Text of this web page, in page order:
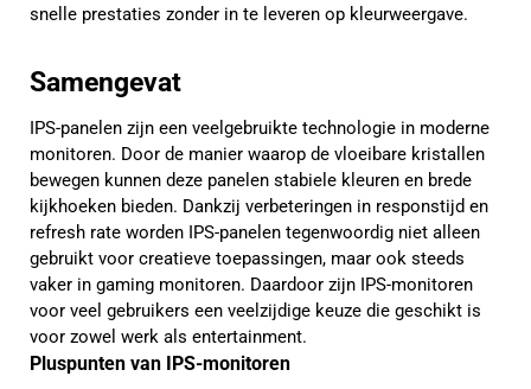
snelle prestaties zonder in te leveren op kleurweergave.
Samengevat
IPS-panelen zijn een veelgebruikte technologie in moderne
monitoren. Door de manier waarop de vloeibare kristallen
bewegen kunnen deze panelen stabiele kleuren en brede
kijkhoeken bieden. Dankzij verbeteringen in responstijd en
refresh rate worden IPS-panelen tegenwoordig niet alleen
gebruikt voor creatieve toepassingen, maar ook steeds
vaker in gaming monitoren. Daardoor zijn IPS-monitoren
voor veel gebruikers een veelzijdige keuze die geschikt is
voor zowel werk als entertainment.
Pluspunten van IPS-monitoren